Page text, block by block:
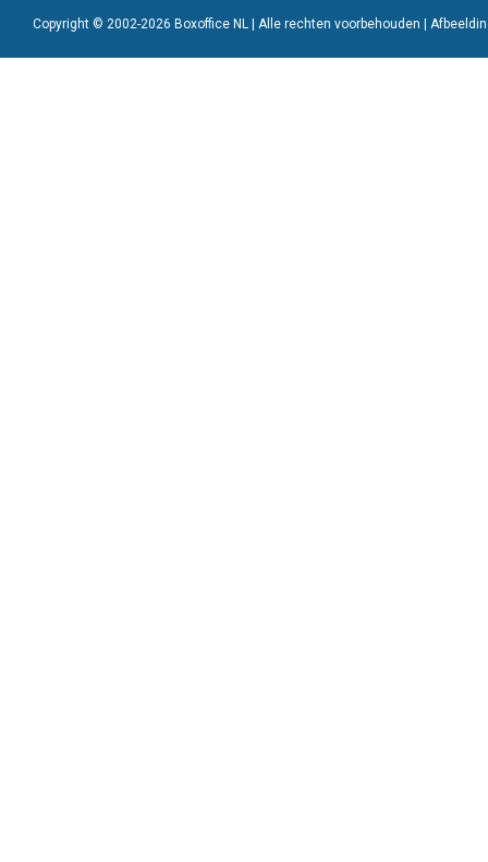
Copyright © 2002-2026 Boxoffice NL | Alle rechten voorbehouden |